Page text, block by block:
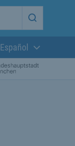
Start
Lengua actual:
Español